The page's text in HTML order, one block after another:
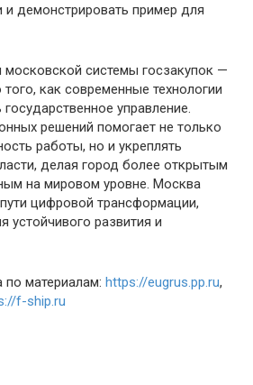
демонстрировать пример для
системы госзакупок —
как современные технологии
управление.
решений помогает не только
работы, но и укреплять
делая город более открытым
на мировом уровне. Москва
цифровой трансформации,
устойчивого развития и
по материалам: https://eugrus.pp.ru,
f-ship.ru